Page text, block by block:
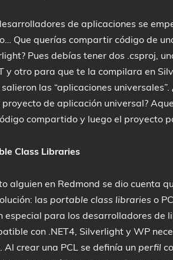
de aplicaciones se
Que querías compartir código de
Pues debías tener dos .csproj,
y otro para que te la compilara en
las “aplicaciones universales”.
de aplicación universal?
compartido y luego el proyecto
Class Libraries
alguien en Redmond se dio cuenta
las portable class libraries o
especial para los desarrolladores de
con .NET4, Silverlight y WP
Al crear una PCL se definía un perfil